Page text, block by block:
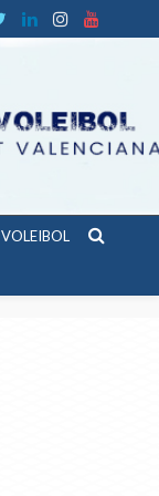
VOLEIBOL